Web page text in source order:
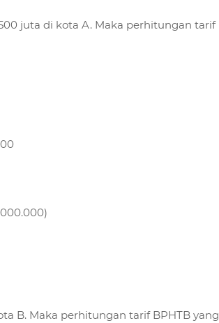
juta di kota A. Maka perhitungan tarif
B. Maka perhitungan tarif BPHTB yang